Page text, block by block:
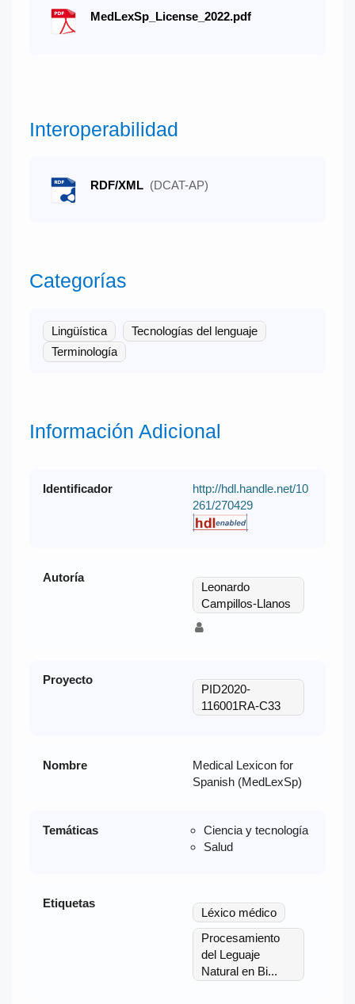
MedLexSp_License_2022.pdf
Interoperabilidad
RDF/XML (DCAT-AP)
Categorías
Lingüística
Tecnologías del lenguaje
Terminología
Información Adicional
Identificador
http://hdl.handle.net/10
261/270429
Autoría
Leonardo
Campillos-Llanos
Proyecto
PID2020-
116001RA-C33
Nombre
Medical Lexicon for
Spanish (MedLexSp)
Temáticas
Ciencia y tecnología
Salud
Etiquetas
Léxico médico
Procesamiento
del Leguaje
Natural en Bi...